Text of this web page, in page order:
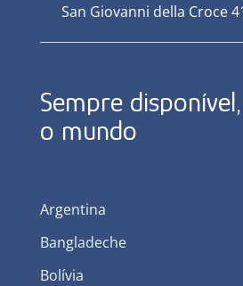
San Giovanni della Croce
Sempre
o mundo
Argentina
Bangladeche
Bolívia